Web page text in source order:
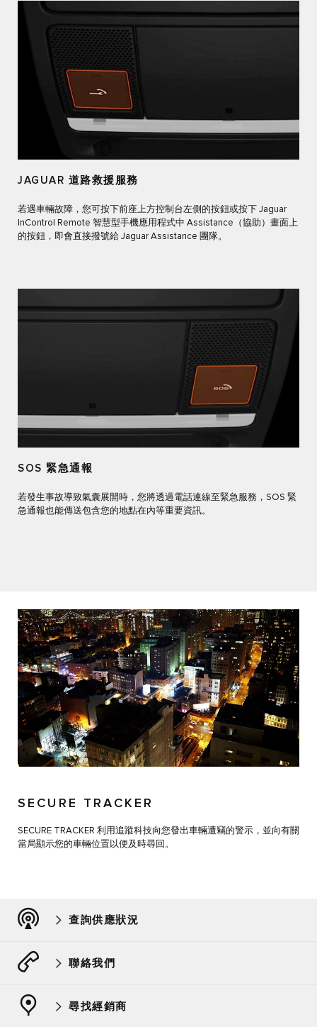
JAGUAR 道路救援服務
若遇車輛故障，您可按下前座上方控制台左側的按鈕或按下 Jaguar
InControl Remote 智慧型手機應用程式中 Assistance（協助）畫面上
的按鈕，即會直接撥號給 Jaguar Assistance 團隊。
SOS 緊急通報
若發生事故導致氣囊展開時，您將透過電話連線至緊急服務，SOS 緊
急通報也能傳送包含您的地點在內等重要資訊。
SECURE TRACKER
SECURE TRACKER 利用追蹤科技向您發出車輛遭竊的警示，並向有關
當局顯示您的車輛位置以便及時尋回。
查詢供應狀況
聯絡我們
尋找經銷商